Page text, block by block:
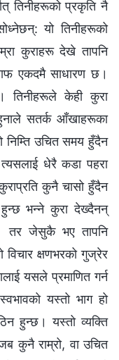
तिनीहरूको प्रकृति नै
यो तिनीहरूको
कुराहरू देखे तापनि
एकदमै साधारण छ।
तिनीहरूले केही कुरा
सतर्क आँखाहरूका
निम्ति उचित समय हुँदैन
धेरै कडा पहरा
कुनै चासो हुँदैन
हुन्छ भन्‍ने कुरा देख्दैनन्
तर जेसुकै भए तापनि
क्षणभरको गुज्रेर
यसले प्रमाणित गर्न
यस्तो भाग हो
हुन्छ। यस्तो व्यक्ति
कुनै राम्रो, वा उचित